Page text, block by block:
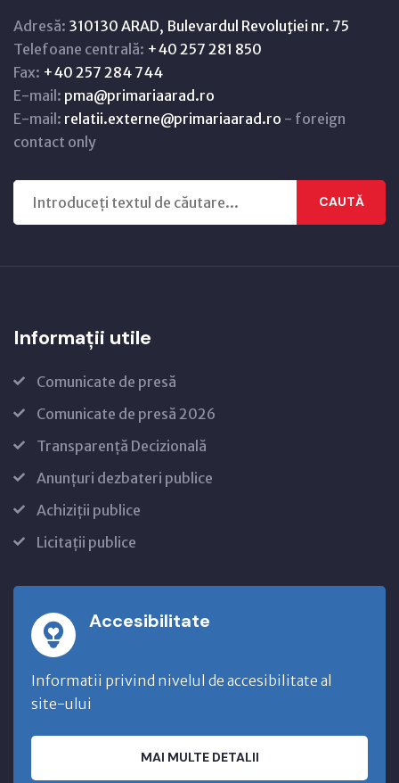
Adresă: 310130 ARAD, Bulevardul Revoluţiei nr. 75
Telefoane centrală: +40 257 281 850
Fax: +40 257 284 744
E-mail: pma@primariaarad.ro
E-mail: relatii.externe@primariaarad.ro - foreign
contact only
CAUTĂ
Informații utile
Comunicate de presă
Comunicate de presă 2026
Transparență Decizională
Anunțuri dezbateri publice
Achiziții publice
Licitații publice
Accesibilitate
Informatii privind nivelul de accesibilitate al
site-ului
MAI MULTE DETALII